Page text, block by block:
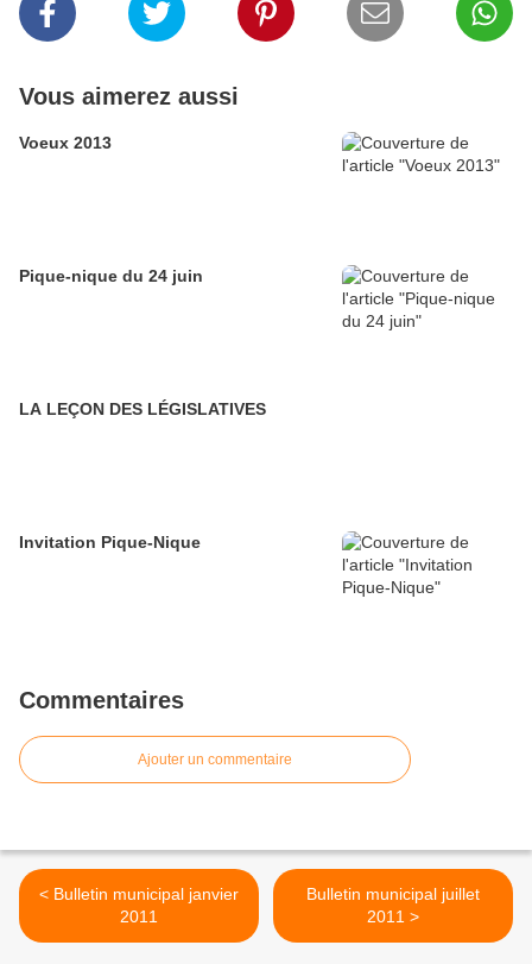
Vous aimerez aussi
Voeux 2013
Pique-nique du 24 juin
LA LEÇON DES LÉGISLATIVES
Invitation Pique-Nique
Commentaires
Ajouter un commentaire
< Bulletin municipal janvier
2011
Bulletin municipal juillet
2011 >